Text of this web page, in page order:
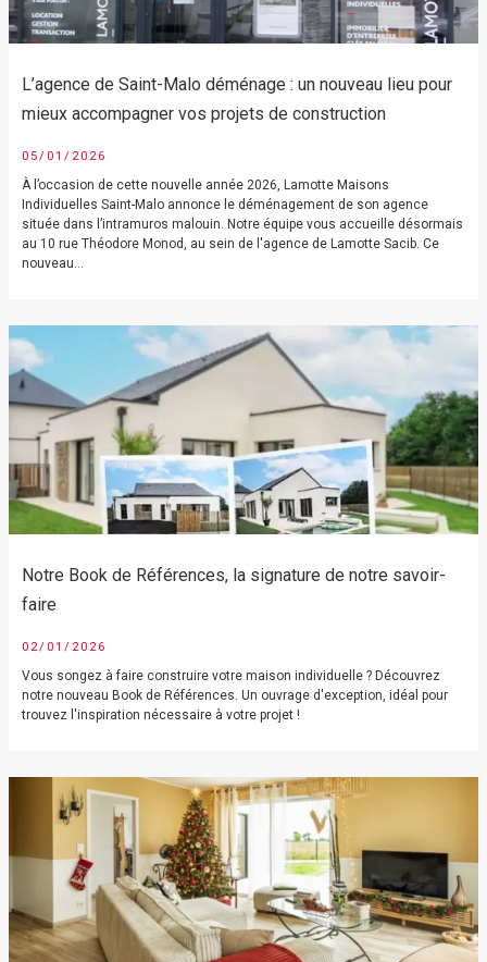
L’agence de Saint-Malo déménage : un nouveau lieu pour
mieux accompagner vos projets de construction
05/01/2026
À l’occasion de cette nouvelle année 2026, Lamotte Maisons
Individuelles Saint-Malo annonce le déménagement de son agence
située dans l’intramuros malouin. Notre équipe vous accueille désormais
au 10 rue Théodore Monod, au sein de l'agence de Lamotte Sacib. Ce
nouveau...
Notre Book de Références, la signature de notre savoir-
faire
02/01/2026
Vous songez à faire construire votre maison individuelle ? Découvrez
notre nouveau Book de Références. Un ouvrage d'exception, idéal pour
trouvez l'inspiration nécessaire à votre projet !